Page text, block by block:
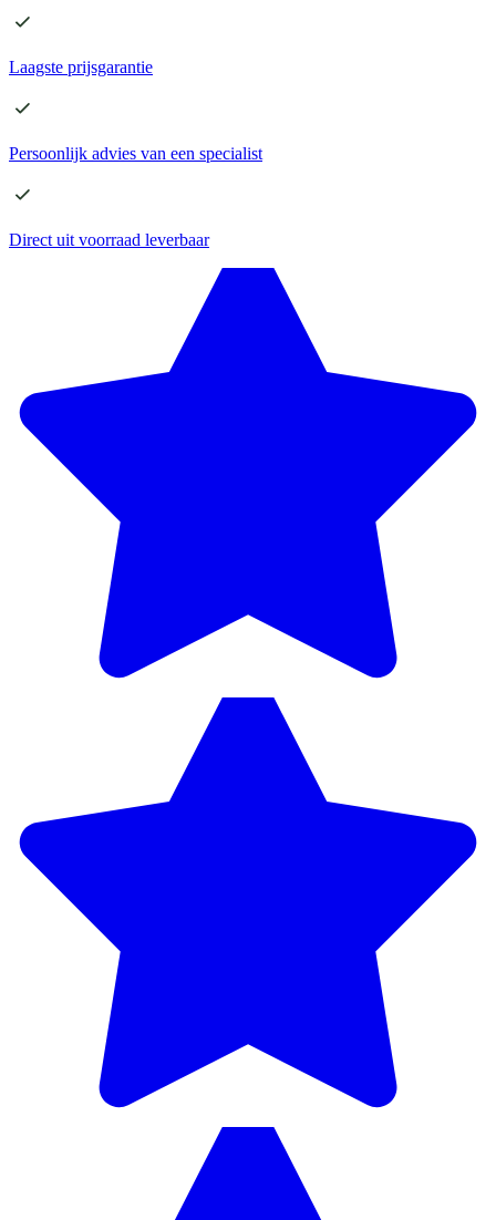
Laagste prijsgarantie
Persoonlijk advies van een specialist
Direct uit voorraad leverbaar